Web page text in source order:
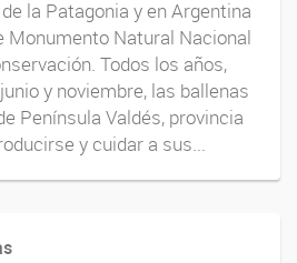
la Patagonia y en Argentina
Monumento Natural Nacional
Todos los años,
y noviembre, las ballenas
Península Valdés, provincia
y cuidar a sus...